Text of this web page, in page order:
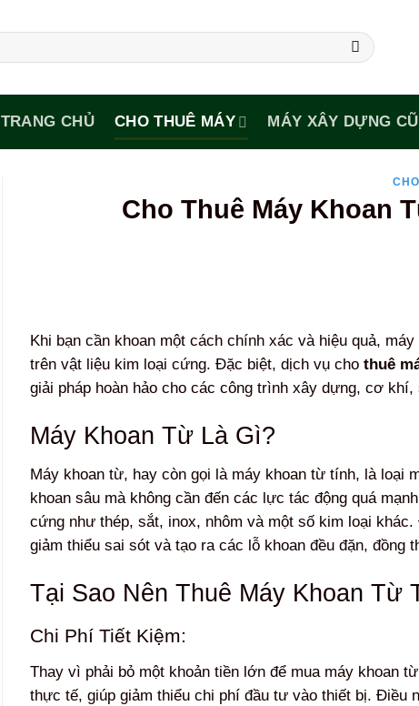
TRANG CHỦ CHO THUÊ MÁY MÁY XÂY DỰNG CŨ
Cho Thuê Máy Khoan
Khi bạn cần khoan một cách chính xác và hiệu quả,
trên vật liệu kim loại cứng. Đặc biệt, dịch vụ cho thuê
giải pháp hoàn hảo cho các công trình xây dựng, cơ
Máy Khoan Từ Là Gì?
Máy khoan từ, hay còn gọi là máy khoan từ tính, là loại
khoan sâu mà không cần đến các lực tác động quá
cứng như thép, sắt, inox, nhôm và một số kim loại
giảm thiểu sai sót và tạo ra các lỗ khoan đều đặn,
Tại Sao Nên Thuê Máy Khoan Từ
Chi Phí Tiết Kiệm:
Thay vì phải bỏ một khoản tiền lớn để mua máy khoan
thực tế, giúp giảm thiểu chi phí đầu tư vào thiết bị. Điều